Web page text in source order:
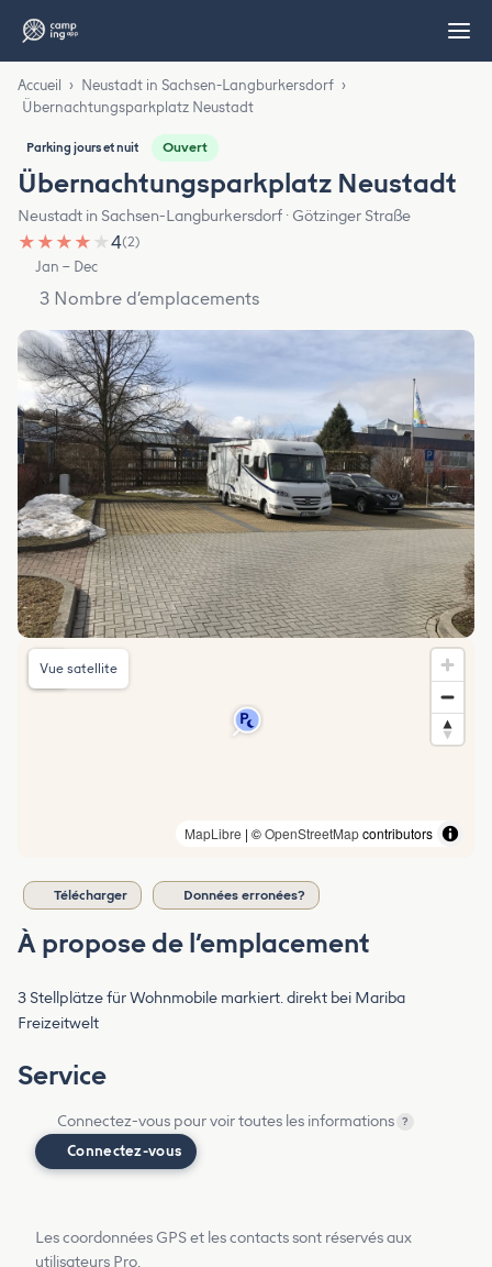
Accueil › Neustadt in Sachsen-Langburkersdorf ›
Übernachtungsparkplatz Neustadt
Parking jours et nuit Ouvert
Übernachtungsparkplatz Neustadt
Neustadt in Sachsen-Langburkersdorf · Götzinger Straße
★ ★ ★ ★ ★4(2)
Jan – Dec
3 Nombre d’emplacements
MapLibre | ©OpenStreetMapcontributors
Vue satellite
Télécharger Données erronées?
À propose de l’emplacement
3 Stellplätze für Wohnmobile markiert. direkt bei Mariba
Freizeitwelt
Service
Connectez-vous pour voir toutes les informations ?
Connectez-vous
Les coordonnées GPS et les contacts sont réservés aux
utilisateurs Pro.